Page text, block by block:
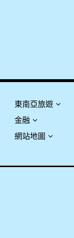
東南亞旅遊
金融
網站地圖